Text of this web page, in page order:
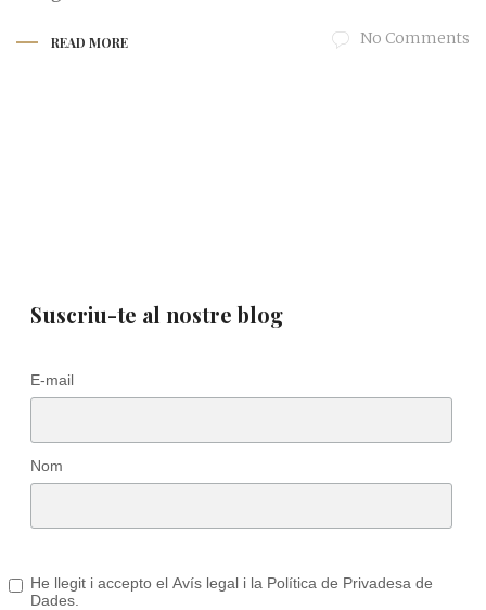
READ MORE No Comments
Suscriu-te al nostre blog
E-mail
Nom
He llegit i accepto el Avís legal i la Política de Privadesa de
Dades.